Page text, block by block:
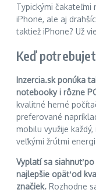
Typickými čakateľmi
iPhone, ale aj
taktiež iPhone? Už
Keď
Inzercia.sk ponúka
notebooky i rôzne
kvalitné herné
preferované
mobilu využije
veľkými žrútmi
Vyplatí sa siahnuť
najlepšie opäť od
značiek. Rozhodne